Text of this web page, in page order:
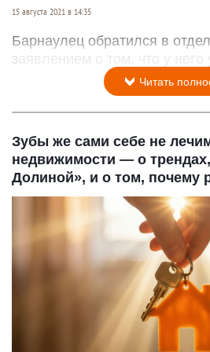
15 августа 2021 в 14:35
Барнаулец обратился в
заявлением о том, что у него
Читать
Зубы же сами себе не
недвижимости — о
Долиной», и о том, почему